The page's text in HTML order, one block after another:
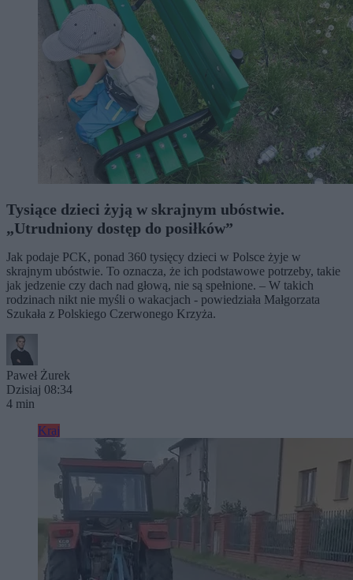
Tysiące dzieci żyją w skrajnym ubóstwie.
„Utrudniony dostęp do posiłków”
Jak podaje PCK, ponad 360 tysięcy dzieci w Polsce żyje w
skrajnym ubóstwie. To oznacza, że ich podstawowe potrzeby, takie
jak jedzenie czy dach nad głową, nie są spełnione. – W takich
rodzinach nikt nie myśli o wakacjach - powiedziała Małgorzata
Szukała z Polskiego Czerwonego Krzyża.
Paweł Żurek
Dzisiaj 08:34
4 min
Kraj